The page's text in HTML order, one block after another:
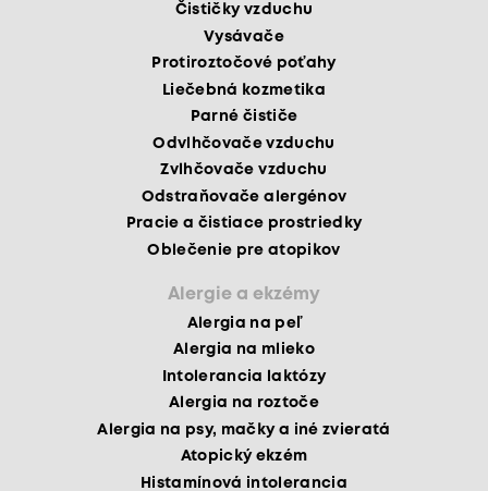
Čističky vzduchu
Vysávače
Protiroztočové poťahy
Liečebná kozmetika
Parné čističe
Odvlhčovače vzduchu
Zvlhčovače vzduchu
Odstraňovače alergénov
Pracie a čistiace prostriedky
Oblečenie pre atopikov
Alergie a ekzémy
Alergia na peľ
Alergia na mlieko
Intolerancia laktózy
Alergia na roztoče
Alergia na psy, mačky a iné zvieratá
Atopický ekzém
Histamínová intolerancia